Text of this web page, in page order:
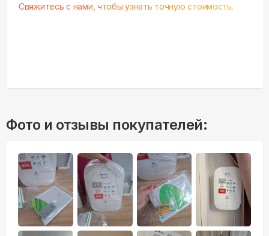
Свяжитесь с нами, чтобы узнать точную стоимость.
Фото и отзывы покупателей: